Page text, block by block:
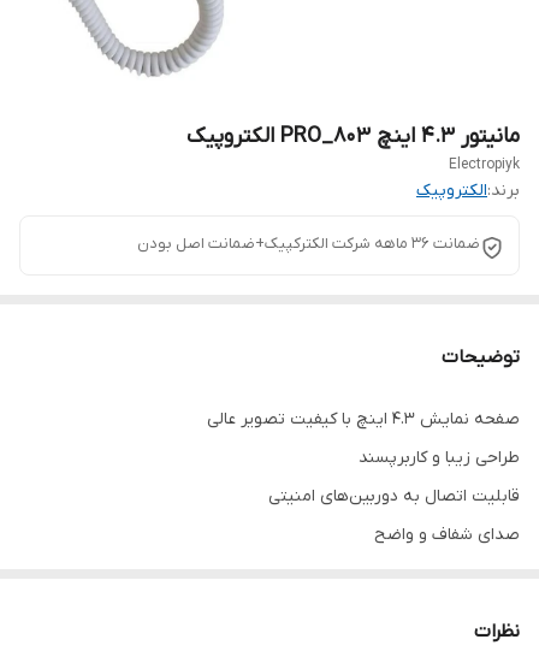
مانیتور ۴.۳ اینچ 803_PRO الکتروپیک
Electropiyk
برند:الکتروپیک
ضمانت ۳۶ ماهه شرکت الکترکپیک+ضمانت اصل بودن
توضیحات
صفحه نمایش 4.3 اینچ با کیفیت تصویر عالی
طراحی زیبا و کاربرپسند
قابلیت اتصال به دوربین‌های امنیتی
صدای شفاف و واضح
سازگاری با سایر تجهیزات امنیتی
نظرات